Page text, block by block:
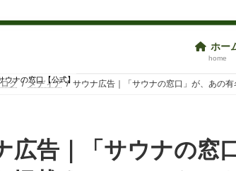
ウナの窓口【公式】
ホー
home
グ メディア サウナ広告｜「サウナの窓口」が、あの
広告｜「サウナの窓